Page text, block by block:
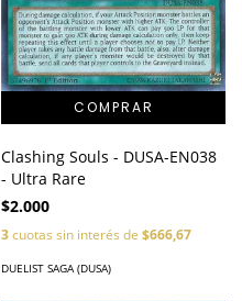
Clashing Souls - DUSA-EN038
- Ultra Rare
$2.000
3cuotas sin interés de $666,67
DUELIST SAGA (DUSA)